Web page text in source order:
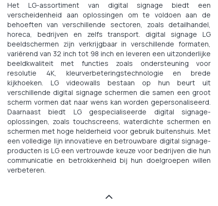
Het LG-assortiment van digital signage biedt een
verscheidenheid aan oplossingen om te voldoen aan de
behoeften van verschillende sectoren, zoals detailhandel,
horeca, bedrijven en zelfs transport. digital signage LG
beeldschermen zijn verkrijgbaar in verschillende formaten,
variërend van 32 inch tot 98 inch en leveren een uitzonderlijke
beeldkwaliteit met functies zoals ondersteuning voor
resolutie 4K, kleurverbeteringstechnologie en brede
kijkhoeken. LG videowalls bestaan op hun beurt uit
verschillende digital signage schermen die samen een groot
scherm vormen dat naar wens kan worden gepersonaliseerd.
Daarnaast biedt LG gespecialiseerde digital signage-
oplossingen, zoals touchscreens, waterdichte schermen en
schermen met hoge helderheid voor gebruik buitenshuis. Met
een volledige lijn innovatieve en betrouwbare digital signage-
producten is LG een vertrouwde keuze voor bedrijven die hun
communicatie en betrokkenheid bij hun doelgroepen willen
verbeteren.